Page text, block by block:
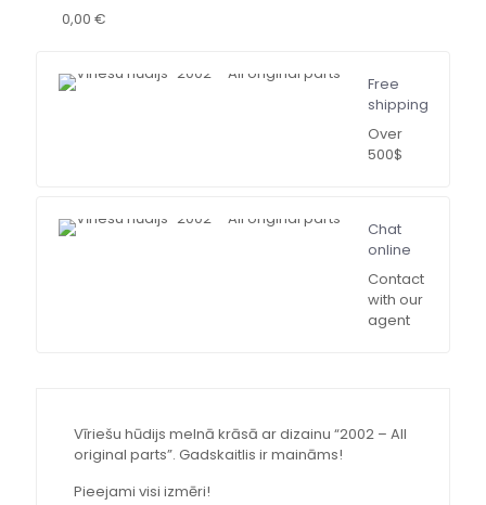
0,00 €
Free
shipping
Over
500$
Chat
online
Contact
with our
agent
Vīriešu hūdijs melnā krāsā ar dizainu “2002 – All
original parts”. Gadskaitlis ir maināms!
Pieejami visi izmēri!